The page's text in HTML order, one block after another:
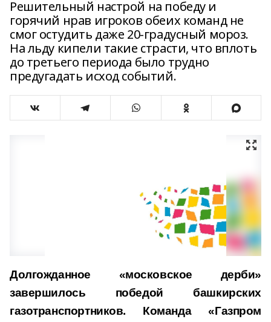
Решительный настрой на победу и
горячий нрав игроков обеих команд не
смог остудить даже 20-градусный мороз.
На льду кипели такие страсти, что вплоть
до третьего периода было трудно
предугадать исход событий.
Долгожданное «московское дерби»
завершилось победой башкирских
газотранспортников. Команда «Газпром